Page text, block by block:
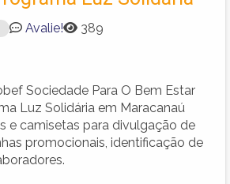
Avalie! 389
Sociedade Para O Bem Estar
Luz Solidária em Maracanaú
e camisetas para divulgação de
promocionais, identificação de